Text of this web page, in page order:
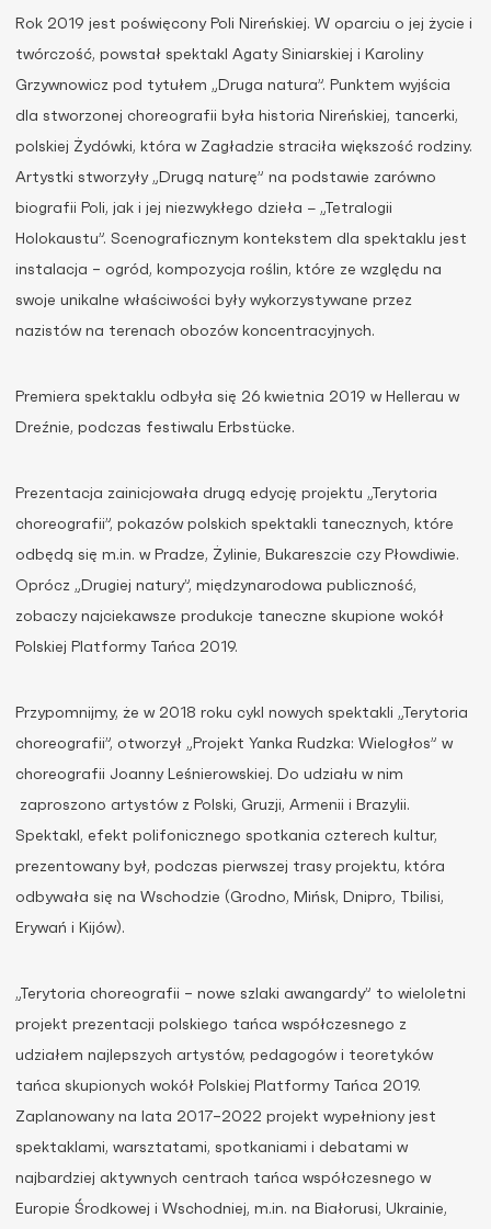
Rok 2019 jest poświęcony Poli Nireńskiej. W oparciu o jej życie i
twórczość, powstał spektakl Agaty Siniarskiej i Karoliny
Grzywnowicz pod tytułem „Druga natura”. Punktem wyjścia
dla stworzonej choreografii była historia Nireńskiej, tancerki,
polskiej Żydówki, która w Zagładzie straciła większość rodziny.
Artystki stworzyły „Drugą naturę” na podstawie zarówno
biografii Poli, jak i jej niezwykłego dzieła − „Tetralogii
Holokaustu”. Scenograficznym kontekstem dla spektaklu jest
instalacja – ogród, kompozycja roślin, które ze względu na
swoje unikalne właściwości były wykorzystywane przez
nazistów na terenach obozów koncentracyjnych.
Premiera spektaklu odbyła się 26 kwietnia 2019 w Hellerau w
Dreźnie, podczas festiwalu Erbstücke.
Prezentacja zainicjowała drugą edycję projektu „Terytoria
choreografii”, pokazów polskich spektakli tanecznych, które
odbędą się m.in. w Pradze, Żylinie, Bukareszcie czy Płowdiwie.
Oprócz „Drugiej natury”, międzynarodowa publiczność,
zobaczy najciekawsze produkcje taneczne skupione wokół
Polskiej Platformy Tańca 2019.
Przypomnijmy, że w 2018 roku cykl nowych spektakli „Terytoria
choreografii”, otworzył „Projekt Yanka Rudzka: Wielogłos” w
choreografii Joanny Leśnierowskiej. Do udziału w nim
zaproszono artystów z Polski, Gruzji, Armenii i Brazylii.
Spektakl, efekt polifonicznego spotkania czterech kultur,
prezentowany był, podczas pierwszej trasy projektu, która
odbywała się na Wschodzie (Grodno, Mińsk, Dnipro, Tbilisi,
Erywań i Kijów).
„Terytoria choreografii – nowe szlaki awangardy” to wieloletni
projekt prezentacji polskiego tańca współczesnego z
udziałem najlepszych artystów, pedagogów i teoretyków
tańca skupionych wokół Polskiej Platformy Tańca 2019.
Zaplanowany na lata 2017–2022 projekt wypełniony jest
spektaklami, warsztatami, spotkaniami i debatami w
najbardziej aktywnych centrach tańca współczesnego w
Europie Środkowej i Wschodniej, m.in. na Białorusi, Ukrainie,